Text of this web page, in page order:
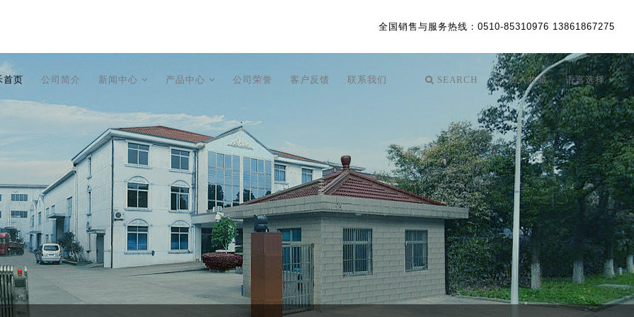
全国销售与服务热线 ：0510-85310976 13861867275
首页 公司简介 新闻中心 产品中心 公司荣誉 客户反馈 联系我们 SEARCH 加入收藏 语言选择